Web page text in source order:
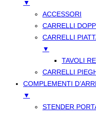
▼
ACCESSORI
CARRELLI
CARRELLI
▼
TAVOLI
CARRELLI
COMPLEMENTI
▼
STENDER